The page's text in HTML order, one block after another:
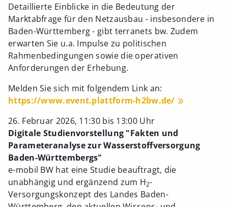
Detaillierte Einblicke in die Bedeutung der
Marktabfrage für den Netzausbau - insbesondere in
Baden-Württemberg - gibt terranets bw. Zudem
erwarten Sie u.a. Impulse zu politischen
Rahmenbedingungen sowie die operativen
Anforderungen der Erhebung.
Melden Sie sich mit folgendem Link an:
https://www.event.plattform-h2bw.de/
26. Februar 2026, 11:30 bis 13:00 Uhr
Digitale Studienvorstellung "Fakten und
Parameteranalyse zur Wasserstoffversorgung
Baden-Württembergs"
e-mobil BW hat eine Studie beauftragt, die
unabhängig und ergänzend zum H2-
Versorgungskonzept des Landes Baden-